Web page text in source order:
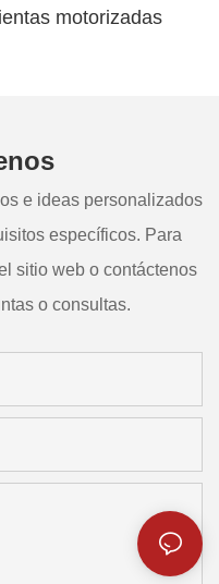
motorizadas
e ideas personalizados
específicos. Para
sitio web o contáctenos
o consultas.